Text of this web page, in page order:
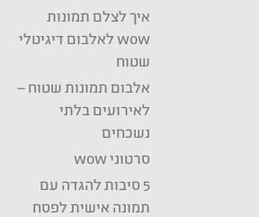
איך לצלם תמונות
wow לאלבום דיגיטלי
שטוח
אלבום תמונות שטוח –
לאירועים בלתי
נשכחים
סרטוני wow
5 סיבות להגדה עם
תמונה אישית לפסח